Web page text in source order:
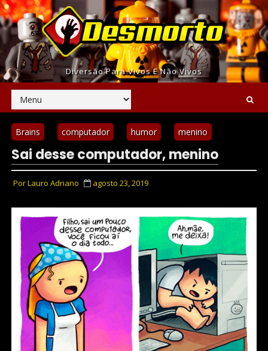
Diversão Para Vivos E Não Vivos
Brains computador humor menino
Sai desse computador, menino
PorLauro Adriano agosto 23, 2019